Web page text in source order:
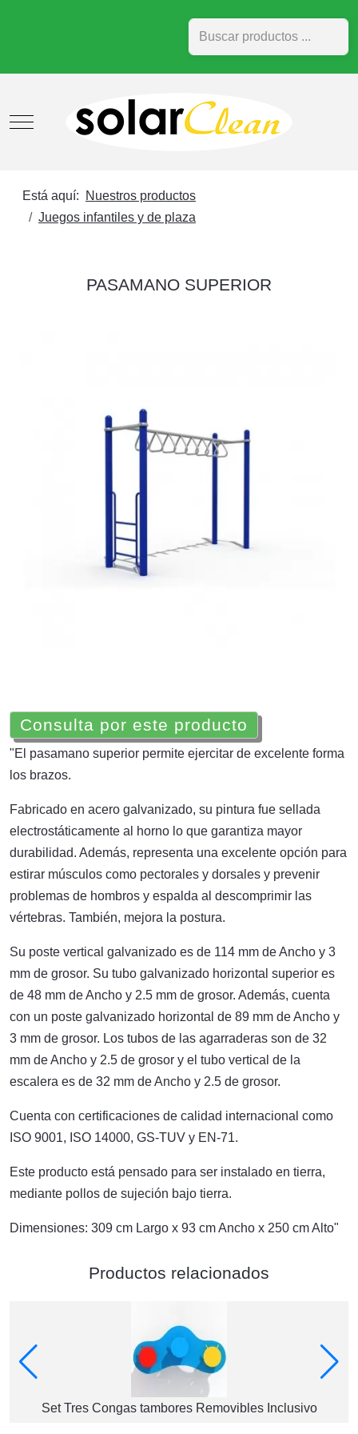
Buscar
Mobile Menu Toggle
Está aquí:
Nuestros productos
Juegos infantiles y de plaza
PASAMANO SUPERIOR
Consulta por este producto
"El pasamano superior permite ejercitar de excelente forma
los brazos.
Fabricado en acero galvanizado, su pintura fue sellada
electrostáticamente al horno lo que garantiza mayor
durabilidad. Además, representa una excelente opción para
estirar músculos como pectorales y dorsales y prevenir
problemas de hombros y espalda al descomprimir las
vértebras. También, mejora la postura.
Su poste vertical galvanizado es de 114 mm de Ancho y 3
mm de grosor. Su tubo galvanizado horizontal superior es
de 48 mm de Ancho y 2.5 mm de grosor. Además, cuenta
con un poste galvanizado horizontal de 89 mm de Ancho y
3 mm de grosor. Los tubos de las agarraderas son de 32
mm de Ancho y 2.5 de grosor y el tubo vertical de la
escalera es de 32 mm de Ancho y 2.5 de grosor.
Cuenta con certificaciones de calidad internacional como
ISO 9001, ISO 14000, GS-TUV y EN-71.
Este producto está pensado para ser instalado en tierra,
mediante pollos de sujeción bajo tierra.
Dimensiones: 309 cm Largo x 93 cm Ancho x 250 cm Alto"
Productos relacionados
Set Tres Congas tambores Removibles Inclusivo